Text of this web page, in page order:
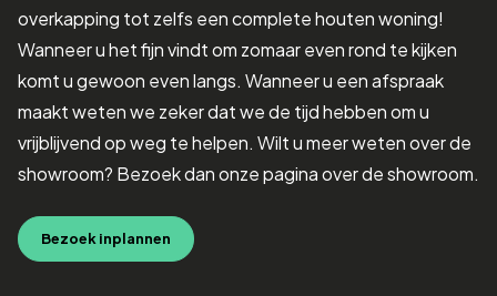
overkapping tot zelfs een complete houten woning!
Wanneer u het fijn vindt om zomaar even rond te kijken
komt u gewoon even langs. Wanneer u een afspraak
maakt weten we zeker dat we de tijd hebben om u
vrijblijvend op weg te helpen. Wilt u meer weten over de
showroom? Bezoek dan onze pagina over de showroom.
Bezoek inplannen